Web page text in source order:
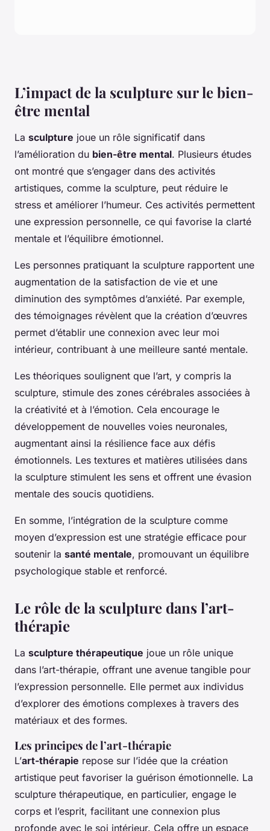
L’impact de la sculpture sur le bien-
être mental
La sculpture joue un rôle significatif dans
l’amélioration du bien-être mental. Plusieurs études
ont montré que s’engager dans des activités
artistiques, comme la sculpture, peut réduire le
stress et améliorer l’humeur. Ces activités permettent
une expression personnelle, ce qui favorise la clarté
mentale et l’équilibre émotionnel.
Les personnes pratiquant la sculpture rapportent une
augmentation de la satisfaction de vie et une
diminution des symptômes d’anxiété. Par exemple,
des témoignages révèlent que la création d’œuvres
permet d’établir une connexion avec leur moi
intérieur, contribuant à une meilleure santé mentale.
Les théoriques soulignent que l’art, y compris la
sculpture, stimule des zones cérébrales associées à
la créativité et à l’émotion. Cela encourage le
développement de nouvelles voies neuronales,
augmentant ainsi la résilience face aux défis
émotionnels. Les textures et matières utilisées dans
la sculpture stimulent les sens et offrent une évasion
mentale des soucis quotidiens.
En somme, l’intégration de la sculpture comme
moyen d’expression est une stratégie efficace pour
soutenir la santé mentale, promouvant un équilibre
psychologique stable et renforcé.
Le rôle de la sculpture dans l’art-
thérapie
La sculpture thérapeutique joue un rôle unique
dans l’art-thérapie, offrant une avenue tangible pour
l’expression personnelle. Elle permet aux individus
d’explorer des émotions complexes à travers des
matériaux et des formes.
Les principes de l’art-thérapie
L’art-thérapie repose sur l’idée que la création
artistique peut favoriser la guérison émotionnelle. La
sculpture thérapeutique, en particulier, engage le
corps et l’esprit, facilitant une connexion plus
profonde avec le soi intérieur. Cela offre un espace